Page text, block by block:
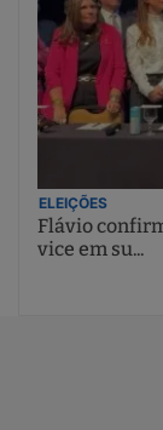
ELEIÇÕES
Flávio
vice em su...